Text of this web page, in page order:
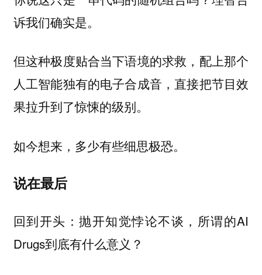
诉我们确实是。
但这种极度贴合当下语境的求救，配上那个
人工智能独有的电子合成音，直接把节目效
果拉升到了惊悚的级别。
如今想来，多少有些细思极恐。
说在最后
回到开头：抛开知觉悖论不谈，所谓的AI
Drugs到底有什么意义？